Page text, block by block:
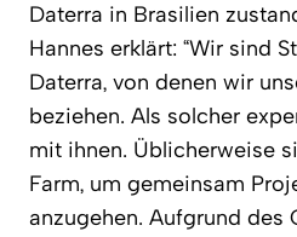
Daterra in Brasilien
Hannes erklärt: “Wir sind
Daterra, von denen wir
beziehen. Als solcher
mit ihnen. Üblicherweise
Farm, um gemeinsam
anzugehen. Aufgrund des